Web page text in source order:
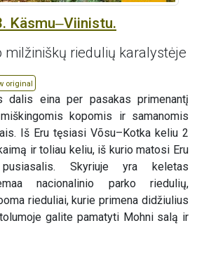
Käsmu‒Viinistu.
milžiniškų riedulių karalystėje
original
dalis eina per pasakas primenantį
kopomis ir samanomis
Iš Eru tęsiasi Võsu–Kotka keliu 2
ir toliau keliu, iš kurio matosi Eru
Skyriuje yra keletas
nacionalinio parko riedulių,
rieduliai, kurie primena didžiulius
galite pamatyti Mohni salą ir